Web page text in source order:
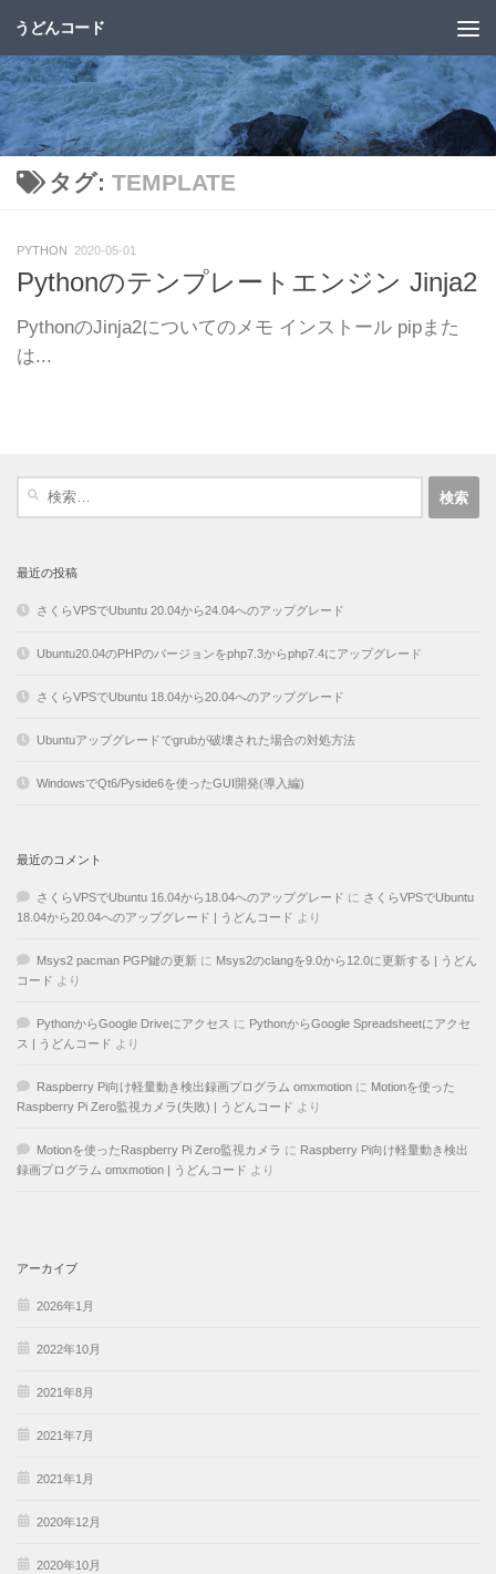
コンテンツへスキップ
うどんコード
タグ: TEMPLATE
PYTHON 2020-05-01
Pythonのテンプレートエンジン Jinja2
PythonのJinja2についてのメモ インストール pipまた
は...
最近の投稿
さくらVPSでUbuntu 20.04から24.04へのアップグレード
Ubuntu20.04のPHPのバージョンをphp7.3からphp7.4にアップグレード
さくらVPSでUbuntu 18.04から20.04へのアップグレード
Ubuntuアップグレードでgrubが破壊された場合の対処方法
WindowsでQt6/Pyside6を使ったGUI開発(導入編)
最近のコメント
さくらVPSでUbuntu 16.04から18.04へのアップグレード に さくらVPSでUbuntu
18.04から20.04へのアップグレード | うどんコード より
Msys2 pacman PGP鍵の更新 に Msys2のclangを9.0から12.0に更新する | うどん
コード より
PythonからGoogle Driveにアクセス に PythonからGoogle Spreadsheetにアクセ
ス | うどんコード より
Raspberry Pi向け軽量動き検出録画プログラム omxmotion に Motionを使った
Raspberry Pi Zero監視カメラ(失敗) | うどんコード より
Motionを使ったRaspberry Pi Zero監視カメラ に Raspberry Pi向け軽量動き検出
録画プログラム omxmotion | うどんコード より
アーカイブ
2026年1月
2022年10月
2021年8月
2021年7月
2021年1月
2020年12月
2020年10月